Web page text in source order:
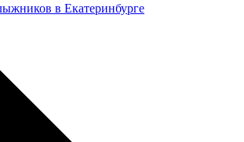
в Екатеринбурге